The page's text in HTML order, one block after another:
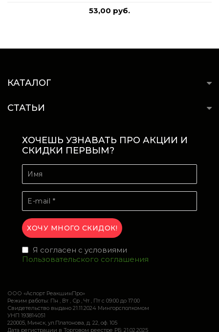
53,00 руб.
КАТАЛОГ
СТАТЬИ
ХОЧЕШЬ УЗНАВАТЬ ПРО АКЦИИ И
СКИДКИ ПЕРВЫМ?
Я согласен с условиями
Пользовательского соглашения
ООО «Аспорт РеакшинПро»
Режим работы: Пн , Вт , Ср , Чт , Пт c 09:00 до 17:00
Свидетельство выдано 21.11.2024 Мингорсполкомом
УНП 193814051
220005, Минск, ул.Платонова, д. 22, оф. 105
Дата регистрации в Торговом реестре РБ: 21.02.2025